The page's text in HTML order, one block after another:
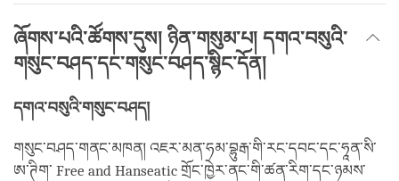
ཞོགས་པའི་ཚོགས་དུས། ཉིན་གསུམ་པ། དགའ་བསུའི་
གསུང་བཤད་དང་གསུང་བཤད་སྙིང་དོན།
དགའ་བསུའི་གསུང་བཤད།
གསུང་བཤད་གནང་མཁན། འཇར་མན་ཧམ་བྷུརྒ་གི་རང་དབང་དང་ཧཱན་སི་
ཨ་ཊིག་ Free and Hanseatic གྲོང་ཁྱེར་ནང་གི་ཚན་རིག་དང་ཉམས་